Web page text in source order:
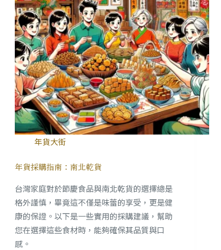
年貨大街
年貨採購指南：南北乾貨
台灣家庭對於節慶食品與南北乾貨的選擇總是
格外謹慎，畢竟這不僅是味蕾的享受，更是健
康的保證。以下是一些實用的採購建議，幫助
您在選擇這些食材時，能夠確保其品質與口
感。